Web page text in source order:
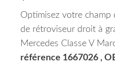
Optimisez votre champ
de rétroviseur droit à
Mercedes Classe V
référence 1667026 ,